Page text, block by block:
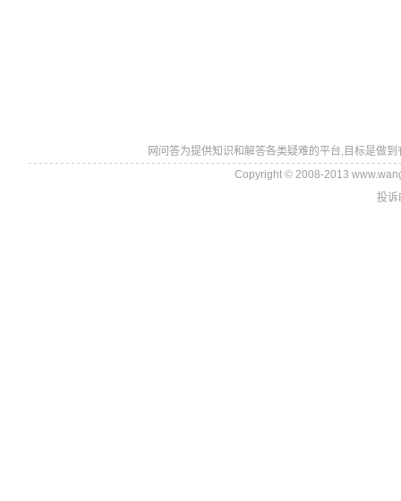
网问答为提供知识和解答各类疑难的平台,目标是做
Copyright © 2008-2013
投诉